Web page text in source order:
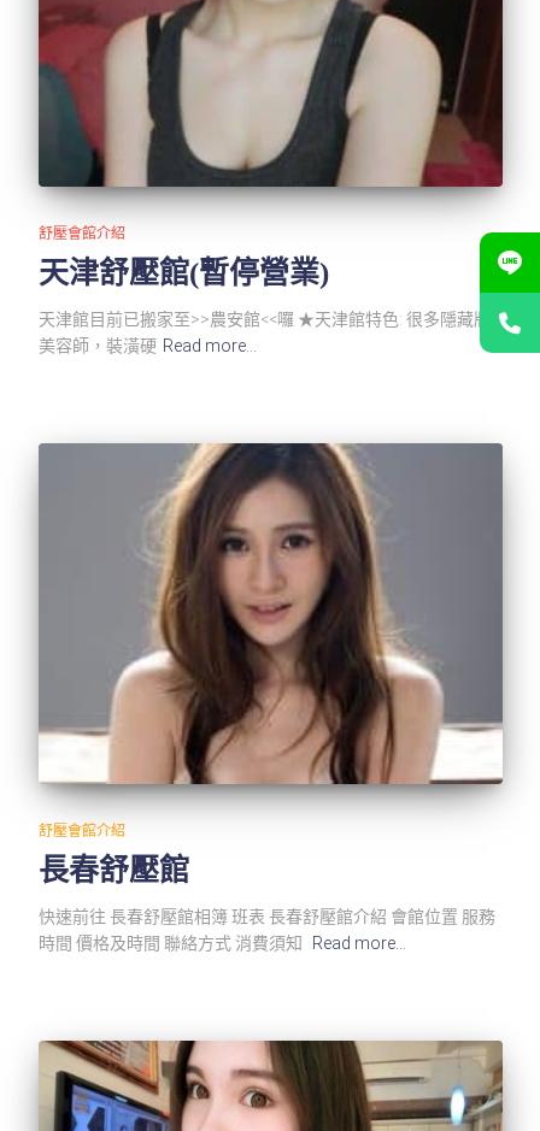
舒壓會館介紹
天津舒壓館(暫停營業)
天津館目前已搬家至>>農安館<<囉 ★天津館特色: 很多隱藏版
美容師，裝潢硬 Read more…
舒壓會館介紹
長春舒壓館
快速前往 長春舒壓館相簿 班表 長春舒壓館介紹 會館位置 服務
時間 價格及時間 聯絡方式 消費須知
Read more…